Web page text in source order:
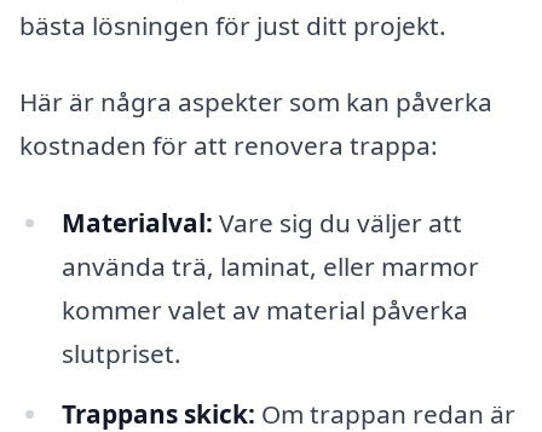
bästa lösningen för just ditt projekt.
Här är några aspekter som kan påverka
kostnaden för att renovera trappa:
Materialval: Vare sig du väljer att
använda trä, laminat, eller marmor
kommer valet av material påverka
slutpriset.
Trappans skick: Om trappan redan är